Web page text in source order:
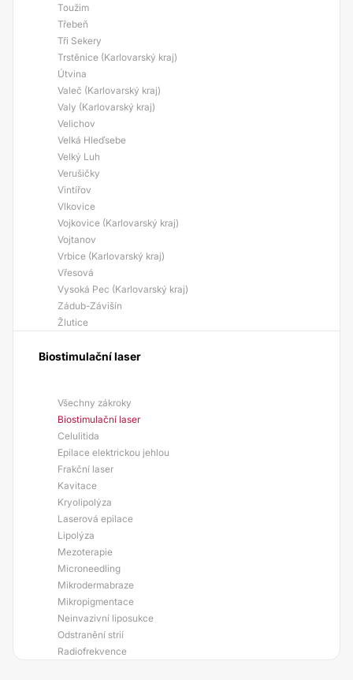
Toužim
Třebeň
Tři Sekery
Trstěnice (Karlovarský kraj)
Útvina
Valeč (Karlovarský kraj)
Valy (Karlovarský kraj)
Velichov
Velká Hleďsebe
Velký Luh
Verušičky
Vintířov
Vlkovice
Vojkovice (Karlovarský kraj)
Vojtanov
Vrbice (Karlovarský kraj)
Vřesová
Vysoká Pec (Karlovarský kraj)
Zádub-Závišín
Žlutice
Biostimulační laser
Všechny zákroky
Biostimulační laser
Celulitida
Epilace elektrickou jehlou
Frakční laser
Kavitace
Kryolipolýza
Laserová epilace
Lipolýza
Mezoterapie
Microneedling
Mikrodermabraze
Mikropigmentace
Neinvazivní liposukce
Odstranění strií
Radiofrekvence